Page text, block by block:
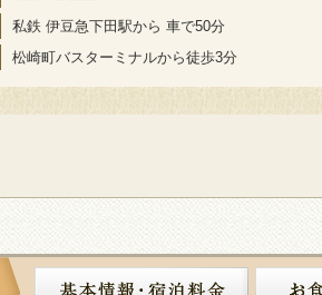
私鉄 伊豆急下田駅から 車で50分
松崎町バスターミナルから徒歩3分